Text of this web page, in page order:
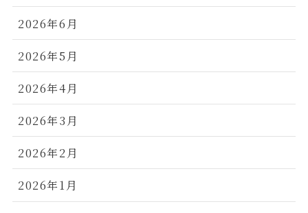
2026年6月
2026年5月
2026年4月
2026年3月
2026年2月
2026年1月